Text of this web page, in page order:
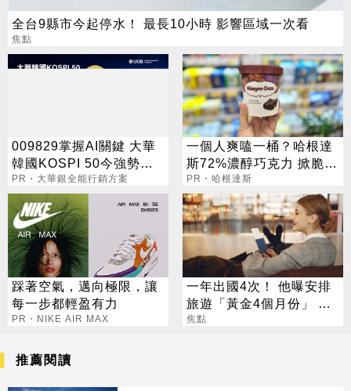
全台9縣市今起停水！ 最長10小時 影響區域一次看
焦點
009829掌握AI關鍵 大華
韓國KOSPI 50今強勢開
募
PR・大華銀全能行銷方案
一個人爽嗑一桶？哈根達
斯72%濃醇巧克力 掀脆友
共鳴
PR・哈根達斯
踩著空氣，邁向極限，讓
每一步都輕盈有力
PR・NIKE AIR MAX
一年出國4次！ 他曝安排
旅遊「黃金4個月份」 卡
對整年活在期待中
焦點
推薦閱讀